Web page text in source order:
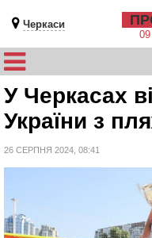
Черкаси
У Черкасах
України з
26 СЕРПНЯ 2024, 08:41